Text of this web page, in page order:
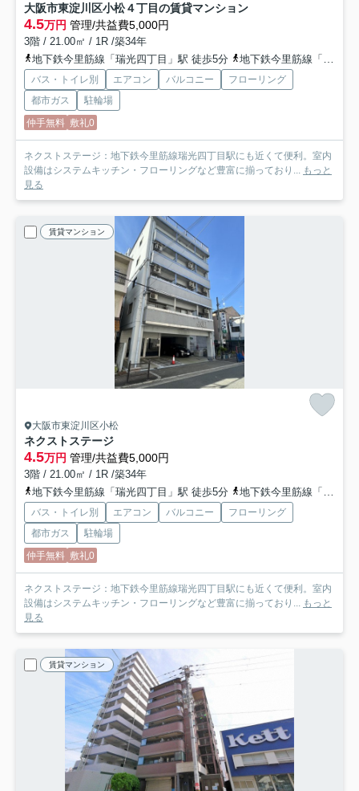
大阪市東淀川区小松４丁目の賃貸マンション
4.5万円 管理/共益費5,000円
3階 / 21.00㎡ / 1R /築34年
地下鉄今里筋線「瑞光四丁目」駅 徒歩5分
地下鉄今里筋線「井高野」駅 徒歩14分
バス・トイレ別 エアコン バルコニー
フローリング
都市ガス
駐輪場
仲手無料 敷礼0
ネクストステージ：地下鉄今里筋線瑞光四丁目駅にも近くて便利。室内
設備はシステムキッチン・フローリングなど豊富に揃っており... もっと
見る
賃貸マンション
大阪市東淀川区小松
ネクストステージ
4.5万円 管理/共益費5,000円
3階 / 21.00㎡ / 1R /築34年
地下鉄今里筋線「瑞光四丁目」駅 徒歩5分
地下鉄今里筋線「井高野」駅 徒歩14分
バス・トイレ別 エアコン バルコニー
フローリング
都市ガス
駐輪場
仲手無料 敷礼0
ネクストステージ：地下鉄今里筋線瑞光四丁目駅にも近くて便利。室内
設備はシステムキッチン・フローリングなど豊富に揃っており... もっと
見る
賃貸マンション